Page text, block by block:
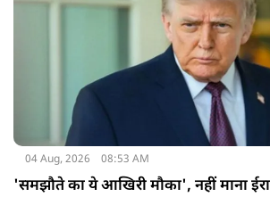
04 Aug, 2026 08:53 AM
'समझौते का ये आखिरी मौका', नहीं माना